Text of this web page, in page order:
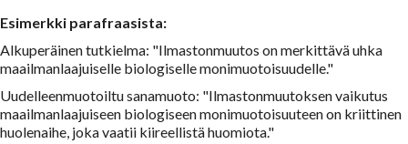
Esimerkki parafraasista:
Alkuperäinen tutkielma: "Ilmastonmuutos on merkittävä uhka
maailmanlaajuiselle biologiselle monimuotoisuudelle."
Uudelleenmuotoiltu sanamuoto: "Ilmastonmuutoksen vaikutus
maailmanlaajuiseen biologiseen monimuotoisuuteen on kriittinen
huolenaihe, joka vaatii kiireellistä huomiota."